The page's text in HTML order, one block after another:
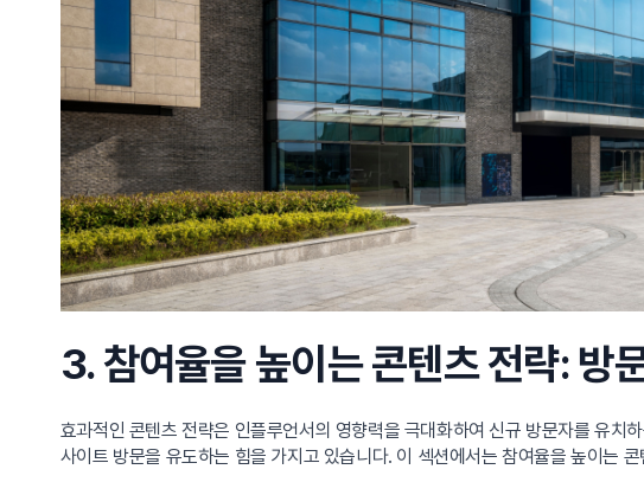
3. 참여율을 높이는 콘텐츠 전략: 방
효과적인 콘텐츠 전략은 인플루언서의 영향력을 극대화하여 신규 방문자를 유치
사이트 방문을 유도하는 힘을 가지고 있습니다. 이 섹션에서는 참여율을 높이는